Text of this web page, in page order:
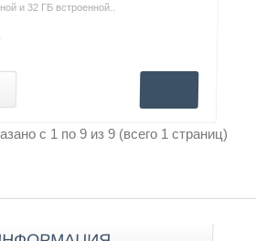
и 32 ГБ встроенной..
с 1 по 9 из 9 (всего 1 страниц)